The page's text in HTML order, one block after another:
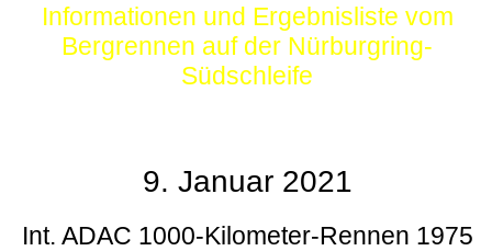
Informationen und Ergebnisliste vom
Bergrennen auf der Nürburgring-
Südschleife
9. Januar 2021
Int. ADAC 1000-Kilometer-Rennen 1975